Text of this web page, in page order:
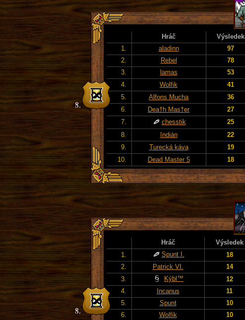
Hráč Výsledek
1.
aladinn 97
2.
Rebel 78
3.
lamas 53
4.
Wolfik 41
5.
Alfons Mucha 36
6.
Dea†h Mas†er 27
7.
chesstik 25
8.
Indián 22
9.
Turecká káva 19
10.
Dead Master 5 18
Hráč Výsledek
1.
Spunt I. 18
2.
Patrick VI. 14
3.
Kýbl™ 12
4.
Incanus 11
5.
Spunt 10
6.
Wolfik 10